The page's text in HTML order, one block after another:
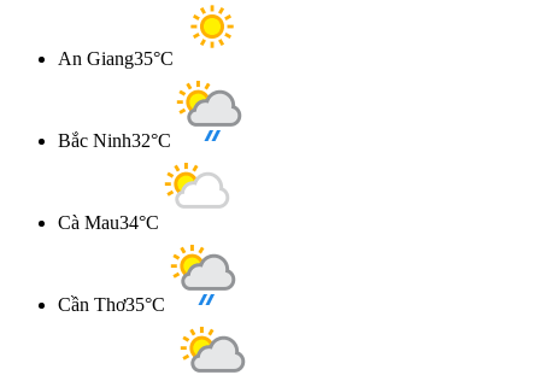
An Giang35°C
Bắc Ninh32°C
Cà Mau34°C
Cần Thơ35°C